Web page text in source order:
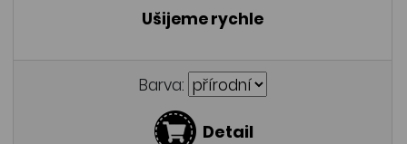
Ušijeme rychle
Barva:
Detail